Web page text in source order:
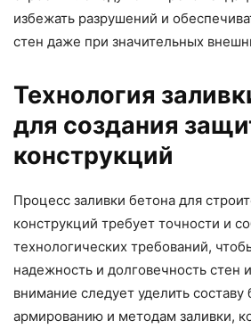
избежать разрушений и
стен даже при значительных
Технология
для создания
конструкций
Процесс заливки бетона для
конструкций требует точности и
технологических требований,
надежность и долговечность стен
внимание следует уделить составу
армированию и методам заливки,